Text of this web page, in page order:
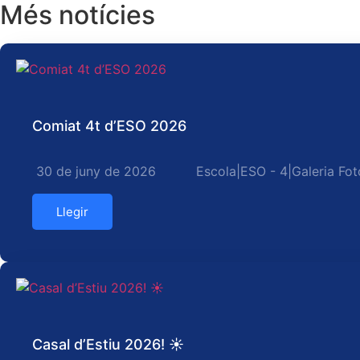
Més notícies
Comiat 4t d’ESO 2026
30 de juny de 2026 Escola ESO - 4 Galeria
Llegir
Casal d’Estiu 2026! ☀️